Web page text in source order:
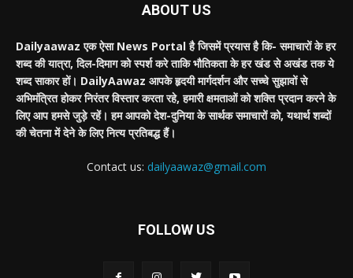
ABOUT US
Dailyaawaz एक ऐसा News Portal है जिसमें प्रयास है कि- समाचारों के हर
शब्द की यात्रा, दिल-दिमाग को स्पर्श करे ताकि भौतिकता के हर खंड से अखंड तक ये
शब्द साकार हों। DailyAawaz आपके हृदयी मार्गदर्शन और सच्चे सुझावों से
अभिमंत्रित होकर निरंतर विस्तार करता रहे, हमारी क्षमताओं को शक्ति प्रदान करने के
लिए आप हमसे जुड़े रहें। हम आपको देश-दुनिया के सार्थक समाचारों को, यथार्थ शब्दों
की चेतना में देने के लिए नित्य प्रतिबद्ध हैं।
Contact us: dailyaawaz@gmail.com
FOLLOW US